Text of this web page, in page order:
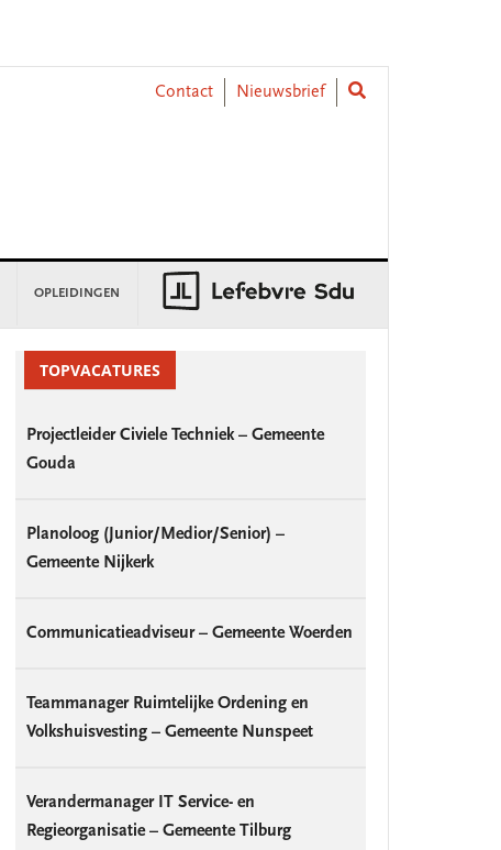
Contact
Nieuwsbrief
OPLEIDINGEN
SidebarTOPVACATURES
Projectleider Civiele Techniek – Gemeente
Gouda
Planoloog (Junior/Medior/Senior) –
Gemeente Nijkerk
Communicatieadviseur – Gemeente Woerden
Teammanager Ruimtelijke Ordening en
Volkshuisvesting – Gemeente Nunspeet
Verandermanager IT Service- en
Regieorganisatie – Gemeente Tilburg